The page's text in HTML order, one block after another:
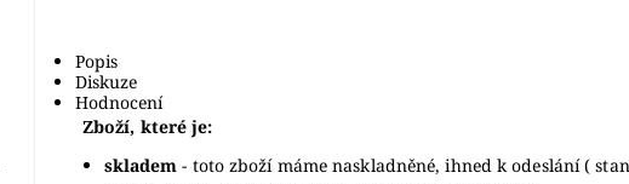
Popis
Diskuze
Hodnocení
Zboží, které je:
skladem - toto zboží máme naskladněné, ihned k odeslání (